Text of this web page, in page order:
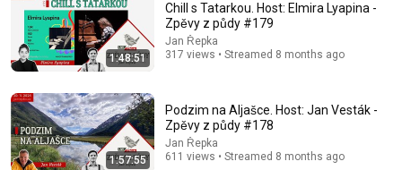
5 Signs That This Is the Love of Your Life | Carl Jung
SoulSync • 545K views
1:48:51
Chill s Tatarkou. Host: Elmira Lyapina -
Zpěvy z půdy #179
Jan Řepka
317 views • Streamed 8 months ago
1:57:55
Podzim na Aljašce. Host: Jan Vesták -
Zpěvy z půdy #178
Jan Řepka
611 views • Streamed 8 months ago